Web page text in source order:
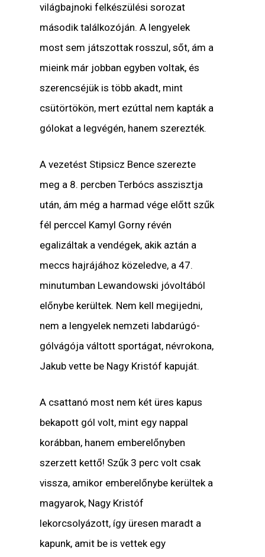
világbajnoki felkészülési sorozat
második találkozóján. A lengyelek
most sem játszottak rosszul, sőt, ám a
mieink már jobban egyben voltak, és
szerencséjük is több akadt, mint
csütörtökön, mert ezúttal nem kapták a
gólokat a legvégén, hanem szerezték.
A vezetést Stipsicz Bence szerezte
meg a 8. percben Terbócs asszisztja
után, ám még a harmad vége előtt szűk
fél perccel Kamyl Gorny révén
egalizáltak a vendégek, akik aztán a
meccs hajrájához közeledve, a 47.
minutumban Lewandowski jóvoltából
előnybe kerültek. Nem kell megijedni,
nem a lengyelek nemzeti labdarúgó-
gólvágója váltott sportágat, névrokona,
Jakub vette be Nagy Kristóf kapuját.
A csattanó most nem két üres kapus
bekapott gól volt, mint egy nappal
korábban, hanem emberelőnyben
szerzett kettő! Szűk 3 perc volt csak
vissza, amikor emberelőnybe kerültek a
magyarok, Nagy Kristóf
lekorcsolyázott, így üresen maradt a
kapunk, amit be is vettek egy